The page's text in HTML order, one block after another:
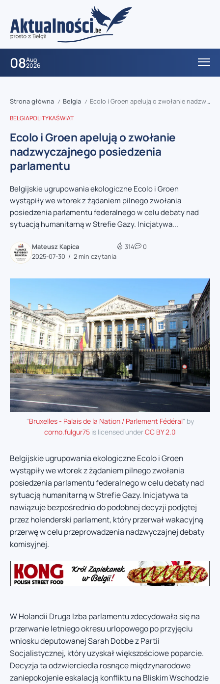
08Aug
2026
Strona główna / Belgia / Ecolo i Groen apelują o zwołanie nadzwyczajnego posiedzenia parlamentu
BELGIAPOLITYKAŚWIAT
Ecolo i Groen apelują o zwołanie
nadzwyczajnego posiedzenia
parlamentu
Belgijskie ugrupowania ekologiczne Ecolo i Groen
wystąpiły we wtorek z żądaniem pilnego zwołania
posiedzenia parlamentu federalnego w celu debaty nad
sytuacją humanitarną w Strefie Gazy. Inicjatywa...
Mateusz Kapica
2025-07-30
2 min czytania
314 0
"Bruxelles - Palais de la Nation / Parlement Fédéral" by
corno.fulgur75 is licensed underCC BY 2.0
Belgijskie ugrupowania ekologiczne Ecolo i Groen
wystąpiły we wtorek z żądaniem pilnego zwołania
posiedzenia parlamentu federalnego w celu debaty nad
sytuacją humanitarną w Strefie Gazy. Inicjatywa ta
nawiązuje bezpośrednio do podobnej decyzji podjętej
przez holenderski parlament, który przerwał wakacyjną
przerwę w celu przeprowadzenia nadzwyczajnej debaty
komisyjnej.
W Holandii Druga Izba parlamentu zdecydowała się na
przerwanie letniego okresu urlopowego po przyjęciu
wniosku deputowanej Sarah Dobbe z Partii
Socjalistycznej, który uzyskał większościowe poparcie.
Decyzja ta odzwierciedla rosnące międzynarodowe
zaniepokojenie eskalacją konfliktu na Bliskim Wschodzie